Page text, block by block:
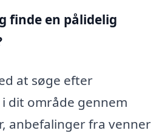
finde en pålidelig
at søge efter
dit område gennem
anbefalinger fra venner